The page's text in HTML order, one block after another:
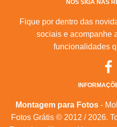
NOS SIGA NAS
Fique por dentro das
sociais e acompanhe
funcionalidades
Montagem para Fotos -
Fotos Grátis © 2012 / 2026.